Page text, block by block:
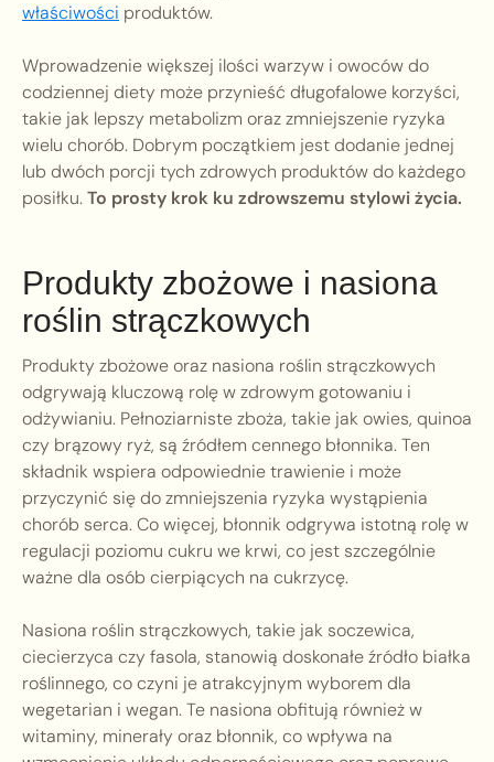
właściwości produktów.
Wprowadzenie większej ilości warzyw i owoców do
codziennej diety może przynieść długofalowe korzyści,
takie jak lepszy metabolizm oraz zmniejszenie ryzyka
wielu chorób. Dobrym początkiem jest dodanie jednej
lub dwóch porcji tych zdrowych produktów do każdego
posiłku.To prosty krok ku zdrowszemu stylowi życia.
Produkty zbożowe i nasiona
roślin strączkowych
Produkty zbożowe oraz nasiona roślin strączkowych
odgrywają kluczową rolę w zdrowym gotowaniu i
odżywianiu. Pełnoziarniste zboża, takie jak owies, quinoa
czy brązowy ryż, są źródłem cennego błonnika. Ten
składnik wspiera odpowiednie trawienie i może
przyczynić się do zmniejszenia ryzyka wystąpienia
chorób serca. Co więcej, błonnik odgrywa istotną rolę w
regulacji poziomu cukru we krwi, co jest szczególnie
ważne dla osób cierpiących na cukrzycę.
Nasiona roślin strączkowych, takie jak soczewica,
ciecierzyca czy fasola, stanowią doskonałe źródło białka
roślinnego, co czyni je atrakcyjnym wyborem dla
wegetarian i wegan. Te nasiona obfitują również w
witaminy, minerały oraz błonnik, co wpływa na